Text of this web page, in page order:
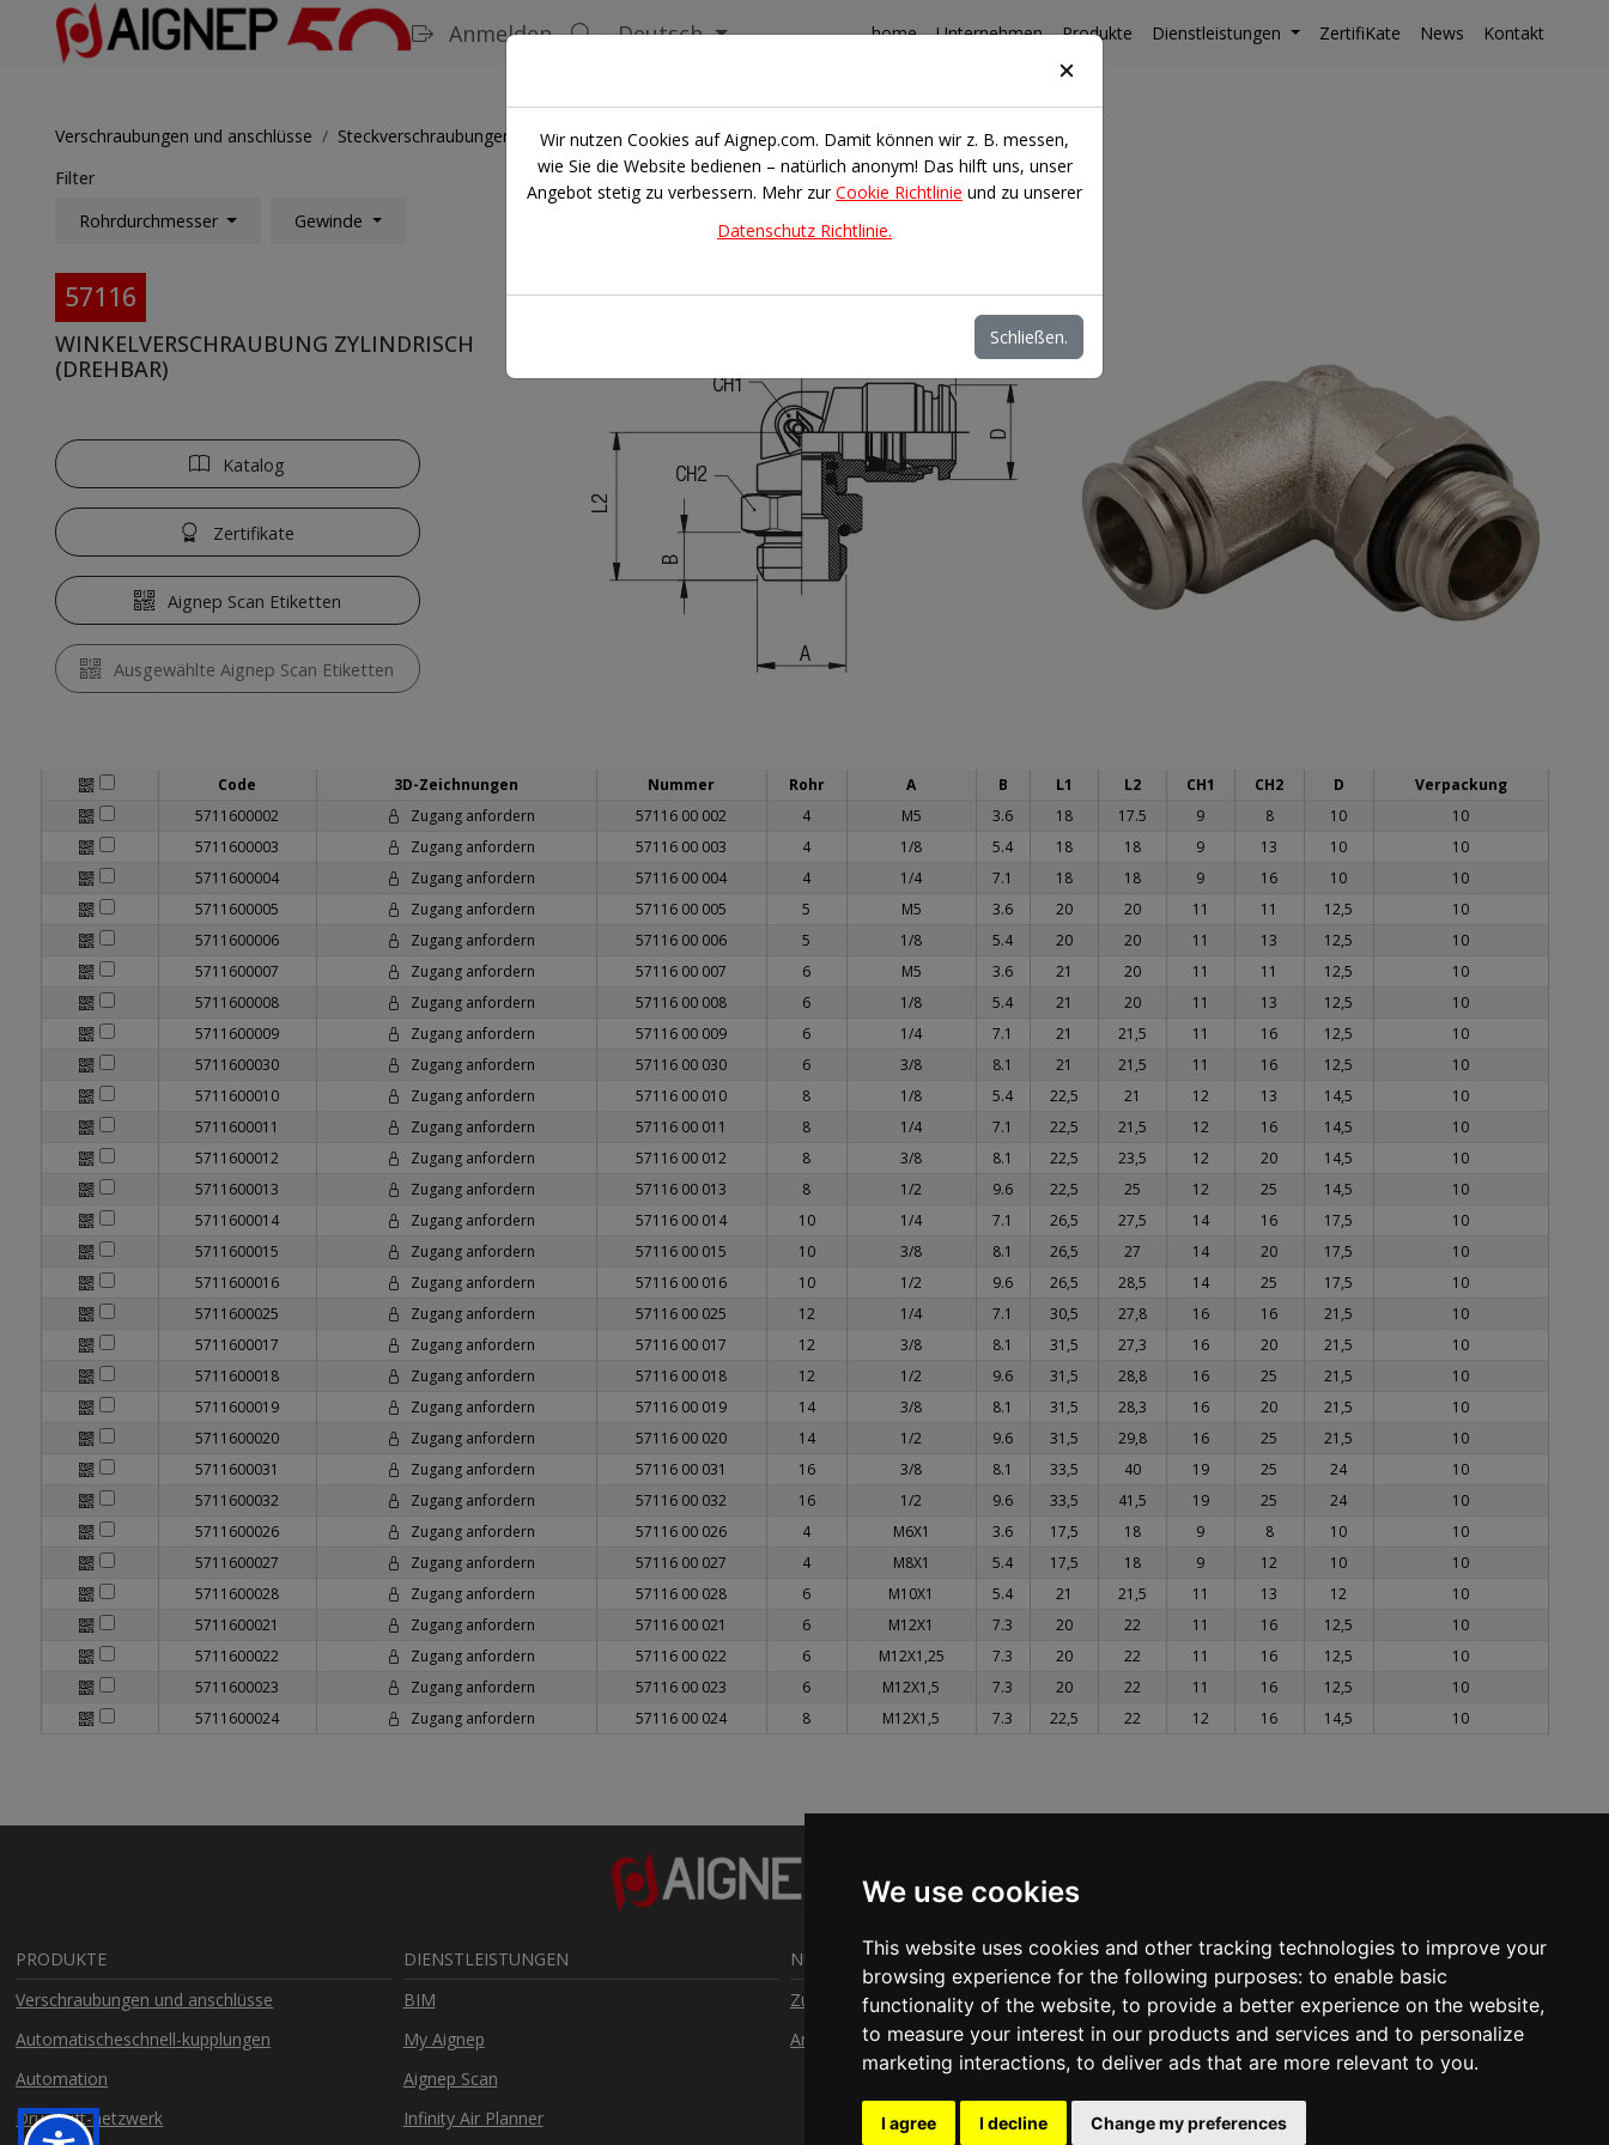
We use cookies
This website uses cookies and other tracking technologies to improve your
browsing experience for the following purposes: to enable basic
functionality of the website, to provide a better experience on the website,
to measure your interest in our products and services and to personalize
marketing interactions, to deliver ads that are more relevant to you.
I agree I decline Change my preferences
Anmelden Deutsch home Unternehmen Produkte Dienstleistungen ZertifiKate News Kontakt
Verschraubungen und anschlüsse Steckverschraubungen Serie 57000
WINKELVERSCHRAUBUNG ZYLINDRISCH (DREHBAR)
Filter
Rohrdurchmesser
Gewinde
57116
WINKELVERSCHRAUBUNG ZYLINDRISCH
(DREHBAR)
Katalog
Zertifikate
Aignep Scan Etiketten
Ausgewählte Aignep Scan Etiketten
Code 3D-Zeichnungen Nummer Rohr A B L1 L2 CH1 CH2 D
Verpackung
5711600002
Zugang anfordern 57116 00 002 4 M5 3.6 18 17.5 9 8 10
10
5711600003
Zugang anfordern 57116 00 003 4 1/8 5.4 18 18 9 13 10
10
5711600004
Zugang anfordern 57116 00 004 4 1/4 7.1 18 18 9 16 10
10
5711600005
Zugang anfordern 57116 00 005 5 M5 3.6 20 20 11 11 12,5
10
5711600006
Zugang anfordern 57116 00 006 5 1/8 5.4 20 20 11 13 12,5
10
5711600007
Zugang anfordern 57116 00 007 6 M5 3.6 21 20 11 11 12,5
10
5711600008
Zugang anfordern 57116 00 008 6 1/8 5.4 21 20 11 13 12,5
10
5711600009
Zugang anfordern 57116 00 009 6 1/4 7.1 21 21,5 11 16 12,5
10
5711600030
Zugang anfordern 57116 00 030 6 3/8 8.1 21 21,5 11 16 12,5
10
5711600010
Zugang anfordern 57116 00 010 8 1/8 5.4 22,5 21 12 13 14,5
10
5711600011
Zugang anfordern 57116 00 011 8 1/4 7.1 22,5 21,5 12 16 14,5
10
5711600012
Zugang anfordern 57116 00 012 8 3/8 8.1 22,5 23,5 12 20 14,5
10
5711600013
Zugang anfordern 57116 00 013 8 1/2 9.6 22,5 25 12 25 14,5
10
5711600014
Zugang anfordern 57116 00 014 10 1/4 7.1 26,5 27,5 14 16 17,5
10
5711600015
Zugang anfordern 57116 00 015 10 3/8 8.1 26,5 27 14 20 17,5
10
5711600016
Zugang anfordern 57116 00 016 10 1/2 9.6 26,5 28,5 14 25 17,5
10
5711600025
Zugang anfordern 57116 00 025 12 1/4 7.1 30,5 27,8 16 16 21,5
10
5711600017
Zugang anfordern 57116 00 017 12 3/8 8.1 31,5 27,3 16 20 21,5
10
5711600018
Zugang anfordern 57116 00 018 12 1/2 9.6 31,5 28,8 16 25 21,5
10
5711600019
Zugang anfordern 57116 00 019 14 3/8 8.1 31,5 28,3 16 20 21,5
10
5711600020
Zugang anfordern 57116 00 020 14 1/2 9.6 31,5 29,8 16 25 21,5
10
5711600031
Zugang anfordern 57116 00 031 16 3/8 8.1 33,5 40 19 25 24
10
5711600032
Zugang anfordern 57116 00 032 16 1/2 9.6 33,5 41,5 19 25 24
10
5711600026
Zugang anfordern 57116 00 026 4 M6X1 3.6 17,5 18 9 8 10
10
5711600027
Zugang anfordern 57116 00 027 4 M8X1 5.4 17,5 18 9 12 10
10
5711600028
Zugang anfordern 57116 00 028 6 M10X1 5.4 21 21,5 11 13 12
10
5711600021
Zugang anfordern 57116 00 021 6 M12X1 7.3 20 22 11 16 12,5
10
5711600022
Zugang anfordern 57116 00 022 6 M12X1,25 7.3 20 22 11 16 12,5
10
5711600023
Zugang anfordern 57116 00 023 6 M12X1,5 7.3 20 22 11 16 12,5
10
5711600024
Zugang anfordern 57116 00 024 8 M12X1,5 7.3 22,5 22 12 16 14,5 10
PRODUKTE
Verschraubungen und anschlüsse
Automatischeschnell-kupplungen
Automation
Druckluft-netzwerk
DIENSTLEISTUNGEN
BIM
My Aignep
Aignep Scan
Infinity Air Planner
NÜTZLICHE LINKS
Zugang beantragen
Anmelden
VERBUNDEN BLEIBEN
NEWSLETTER ABONIEREN
Wir nutzen Cookies auf Aignep.com. Damit können wir z. B. messen,
wie Sie die Website bedienen – natürlich anonym! Das hilft uns, unser
Angebot stetig zu verbessern. Mehr zurCookie Richtlinie und zu unserer
Datenschutz Richtlinie.
Schließen.